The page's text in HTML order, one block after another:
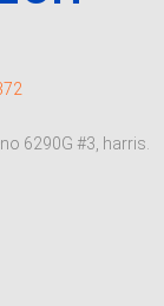
6290G #3, harris.